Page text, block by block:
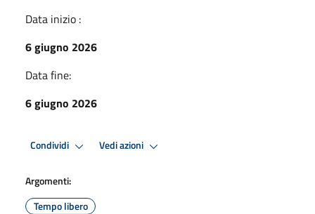
Data inizio :
6 giugno 2026
Data fine:
6 giugno 2026
Condividi Vedi azioni
Argomenti:
Tempo libero